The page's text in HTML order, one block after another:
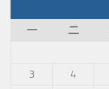
一
二
3
4